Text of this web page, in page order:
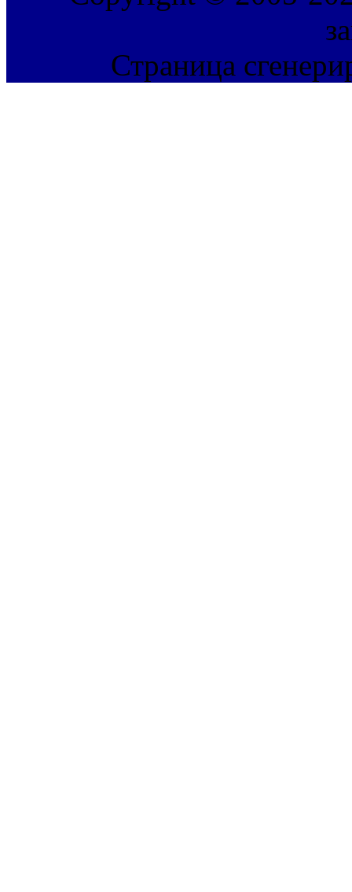
Страница